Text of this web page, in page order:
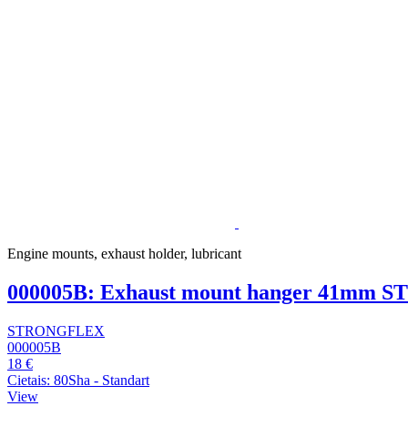
Engine mounts, exhaust holder, lubricant
000005B: Exhaust mount hanger 41mm
STRONGFLEX
000005B
18 €
Cietais: 80Sha - Standart
View